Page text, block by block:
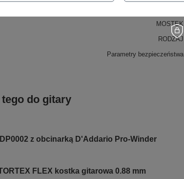
MOSTEK
RODZAJ
Parametry bezpieczeństwa
do gitary
z obcinarką D'Addario Pro-Winder
FLEX kostka gitarowa 0.88 mm